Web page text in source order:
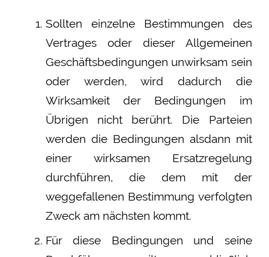
Sollten einzelne Bestimmungen des
Vertrages oder dieser Allgemeinen
Geschäftsbedingungen unwirksam sein
oder werden, wird dadurch die
Wirksamkeit der Bedingungen im
Übrigen nicht berührt. Die Parteien
werden die Bedingungen alsdann mit
einer wirksamen Ersatzregelung
durchführen, die dem mit der
weggefallenen Bestimmung verfolgten
Zweck am nächsten kommt.
Für diese Bedingungen und seine